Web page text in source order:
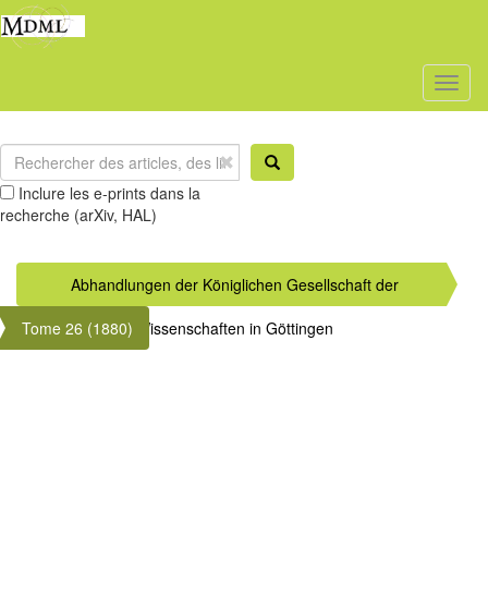
Inclure les e-prints dans la
recherche (arXiv, HAL)
Abhandlungen der Königlichen Gesellschaft der
Wissenschaften in Göttingen
Tome 26 (1880)